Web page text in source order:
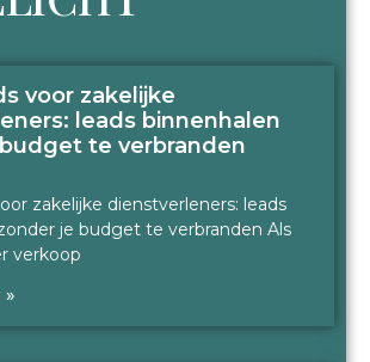
voor zakelijke
leads binnenhalen
te verbranden
zakelijke dienstverleners: leads
je budget te verbranden Als
verkoop